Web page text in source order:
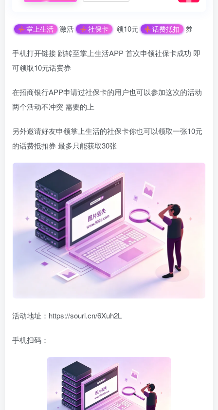
掌上生活 激活 社保卡 领10元 话费抵扣 券
手机打开链接 跳转至掌上生活APP 首次申领社保卡成功 即
可领取10元话费券
在招商银行APP申请过社保卡的用户也可以参加这次的活动
两个活动不冲突 需要的上
另外邀请好友申领掌上生活的社保卡你也可以领取一张10元
的话费抵扣券 最多只能获取30张
活动地址：https://sourl.cn/6Xuh2L
手机扫码：